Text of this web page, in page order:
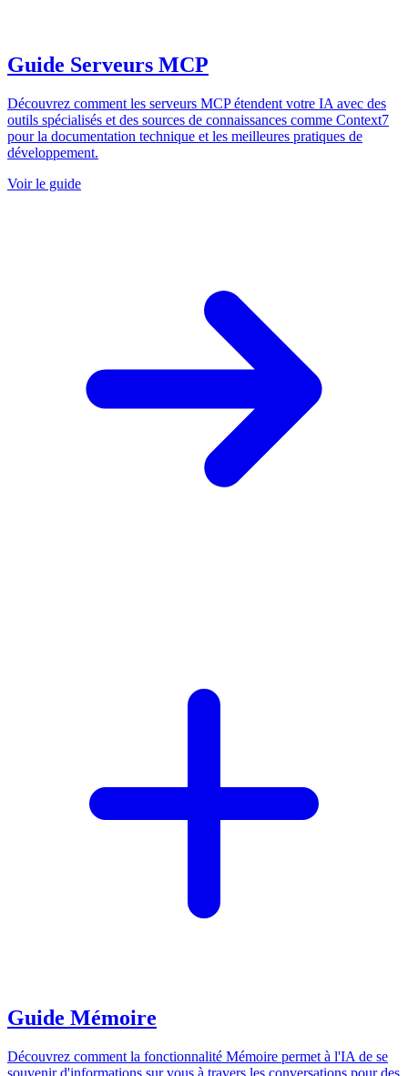
Guide Serveurs MCP
Découvrez comment les serveurs MCP étendent votre IA avec des
outils spécialisés et des sources de connaissances comme Context7
pour la documentation technique et les meilleures pratiques de
développement.
Voir le guide
Guide Mémoire
Découvrez comment la fonctionnalité Mémoire permet à l'IA de se